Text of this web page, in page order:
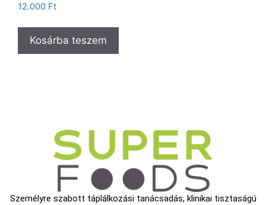
12.000 Ft
Kosárba teszem
Személyre szabott táplálkozási tanácsadás, klinikai tisztaságú